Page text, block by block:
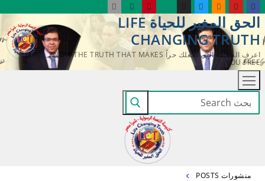
التجاوز
إلى
المحتوى
الحق المغير للحياة LIFE
CHANGING TRUTH
اعرف الحقيقة التي تجعلك حراً KNOW THE TRUTH THAT MAKES
YOU FREE
البحث
عن:
منشورات POSTS